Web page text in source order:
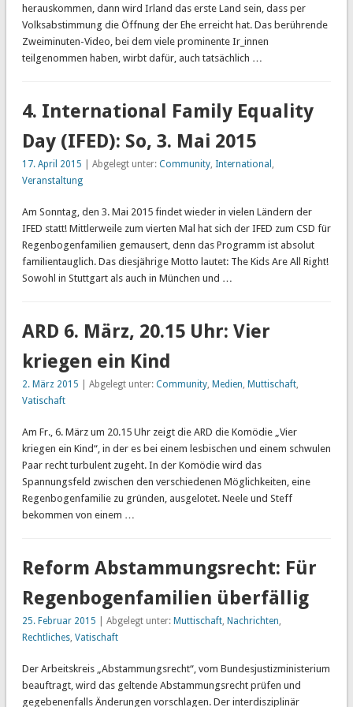
herauskommen, dann wird Irland das erste Land sein, dass per
Volksabstimmung die Öffnung der Ehe erreicht hat. Das berührende
Zweiminuten-Video, bei dem viele prominente Ir_innen
teilgenommen haben, wirbt dafür, auch tatsächlich …
4. International Family Equality
Day (IFED): So, 3. Mai 2015
17. April 2015 | Abgelegt unter: Community, International ,
Veranstaltung
Am Sonntag, den 3. Mai 2015 findet wieder in vielen Ländern der
IFED statt! Mittlerweile zum vierten Mal hat sich der IFED zum CSD für
Regenbogenfamilien gemausert, denn das Programm ist absolut
familientauglich. Das diesjährige Motto lautet: The Kids Are All Right!
Sowohl in Stuttgart als auch in München und …
ARD 6. März, 20.15 Uhr: Vier
kriegen ein Kind
2. März 2015 | Abgelegt unter: Community, Medien, Muttischaft,
Vatischaft
Am Fr., 6. März um 20.15 Uhr zeigt die ARD die Komödie „Vier
kriegen ein Kind“, in der es bei einem lesbischen und einem schwulen
Paar recht turbulent zugeht. In der Komödie wird das
Spannungsfeld zwischen den verschiedenen Möglichkeiten, eine
Regenbogenfamilie zu gründen, ausgelotet. Neele und Steff
bekommen von einem …
Reform Abstammungsrecht: Für
Regenbogenfamilien überfällig
25. Februar 2015 | Abgelegt unter: Muttischaft, Nachrichten,
Rechtliches, Vatischaft
Der Arbeitskreis „Abstammungsrecht“, vom Bundesjustizministerium
beauftragt, wird das geltende Abstammungsrecht prüfen und
gegebenenfalls Änderungen vorschlagen. Der interdisziplinär